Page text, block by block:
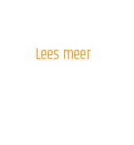
Lees meer